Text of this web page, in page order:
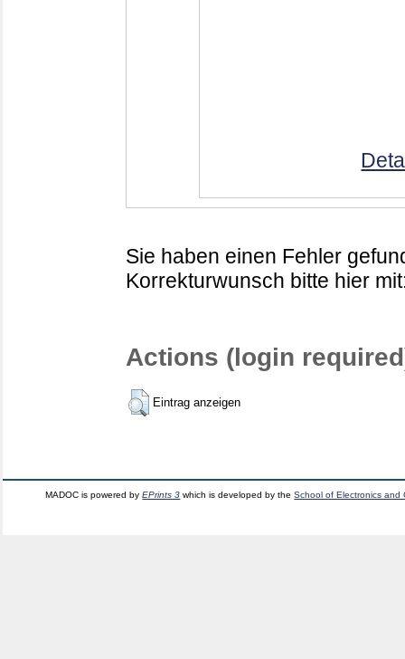
Sie haben einen Fehler
Korrekturwunsch bitte hier
Actions (login
Eintrag anzeigen
MADOC is powered byEPrints 3 which is developed by theSchool of Electronics and